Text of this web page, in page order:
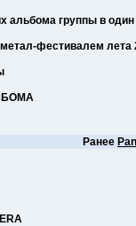
альбома группы в один
фестивалем лета
Ранее